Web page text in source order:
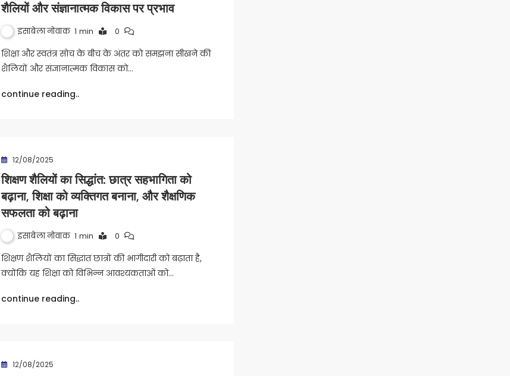
शैलियों और संज्ञानात्मक विकास पर प्रभाव
इसाबेला नोवाक 1 min 0
शिक्षा और स्वतंत्र सोच के बीच के अंतर को समझना सीखने की
शैलियों और संज्ञानात्मक विकास को…
continue reading..
12/08/2025
शिक्षण शैलियों का सिद्धांत: छात्र सहभागिता को
बढ़ाना, शिक्षा को व्यक्तिगत बनाना, और शैक्षणिक
सफलता को बढ़ाना
इसाबेला नोवाक 1 min 0
शिक्षण शैलियों का सिद्धांत छात्रों की भागीदारी को बढ़ाता है,
क्योंकि यह शिक्षा को विभिन्न आवश्यकताओं को…
continue reading..
12/08/2025